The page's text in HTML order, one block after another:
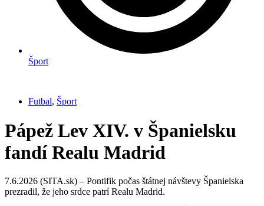
Šport
Futbal, Šport
Pápež Lev XIV. v Španielsku
fandí Realu Madrid
7.6.2026 (SITA.sk) – Pontifik počas štátnej návštevy Španielska
prezradil, že jeho srdce patrí Realu Madrid.